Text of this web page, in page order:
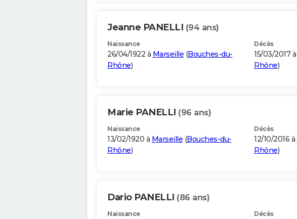
Jeanne PANELLI (94 ans)
Naissance
26/04/1922 à Marseille (Bouches-du-
Rhône)
Décès
15/03/2017 à
Rhône)
Marie PANELLI (96 ans)
Naissance
13/02/1920 à Marseille (Bouches-du-
Rhône)
Décès
12/10/2016 à
Rhône)
Dario PANELLI (86 ans)
Naissance Décès